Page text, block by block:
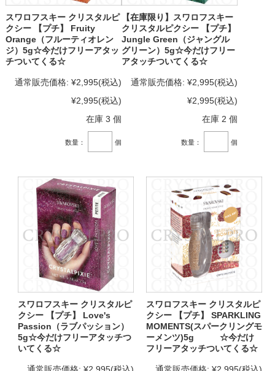
スワロフスキー クリスタルピ
クシー 【プチ】 Fruity
Orange（フルーティオレン
ジ）5g☆今だけフリーアタッ
チついてくる☆
通常販売価格: ¥2,995(税込)
¥2,995(税込)
在庫 3 個
数量： 個
【在庫限り】スワロフスキー
クリスタルピクシー 【プチ】
Jungle Green（ジャングル
グリーン）5g☆今だけフリー
アタッチついてくる☆
通常販売価格: ¥2,995(税込)
¥2,995(税込)
在庫 2 個
数量： 個
スワロフスキー クリスタルピ
クシー 【プチ】 Love's
Passion（ラブパッション）
5g☆今だけフリーアタッチつ
いてくる☆
スワロフスキー クリスタルピ
クシー 【プチ】 SPARKLING
MOMENTS(スパークリングモ
ーメンツ)5g ☆今だけ
フリーアタッチついてくる☆